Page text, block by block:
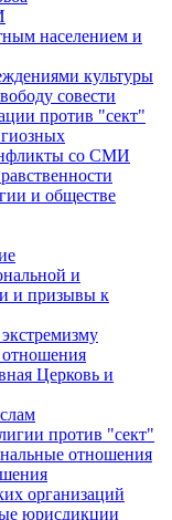
населением и
культуры
совести
против "сект"
со СМИ
и обществе
и
и призывы к
Церковь и
против "сект"
отношения
организаций
юрисдикции